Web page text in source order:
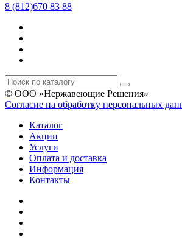
8 (812)670 83 88
© ООО «Нержавеющие Решения»
Согласие на обработку персональных
Каталог
Акции
Услуги
Оплата и доставка
Информация
Контакты